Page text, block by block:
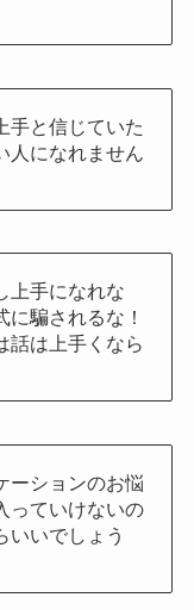
手と信じていた
人になれません
上手になれな
に騙されるな！
話は上手くなら
ーションのお悩
っていけないの
いいでしょう